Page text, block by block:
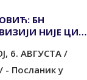
БН
НИЈЕ ЦИЉ
ВЕЋ
НЕГАТИВНЕ
6. АВГУСТА /
- Посланик у